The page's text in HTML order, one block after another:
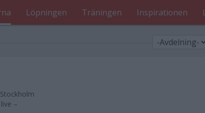
Löpningen Träningen Inspirationen
–